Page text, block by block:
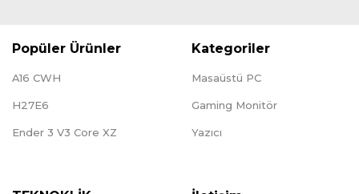
Popüler Ürünler
A16 CWH
H27E6
Ender 3 V3 Core XZ
Kategoriler
Masaüstü PC
Gaming Monitör
Yazıcı